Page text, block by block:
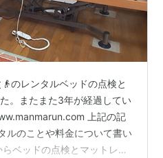
のレンタルベッドの点検と
。またまた3年が経過してい
上記の記
ルのことや料金について書い
ベッドの点検とマットレス